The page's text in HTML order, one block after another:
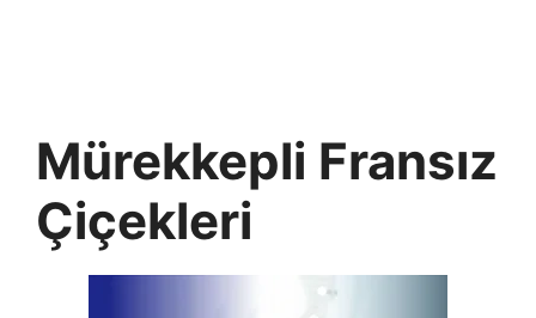
Mürekkepli Fransız
Çiçekleri